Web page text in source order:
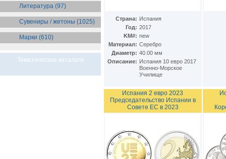
Литература (97)
Сувениры / жетоны (1025)
Марки (610)
Тематические каталоги
Страна: Испания
Год: 2017
KM#: new
Материал: Серебро
Диаметр: 40.00 мм
Описание: Испания 10 евро 2017
Военно-Морское
Училище
Испания 2 евро 2023
Председательство Испании в
Совете ЕС в 2023